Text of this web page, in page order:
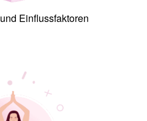
und Einflussfaktoren